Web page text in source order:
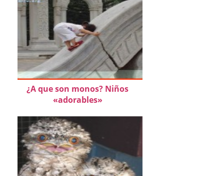
¿A que son monos? Niños
«adorables»